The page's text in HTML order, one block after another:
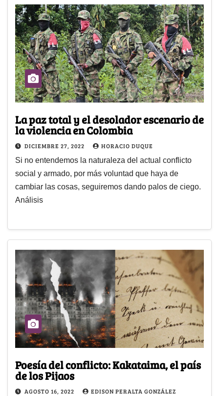
La paz total y el desolador escenario de
la violencia en Colombia
DICIEMBRE 27, 2022 HORACIO DUQUE
Si no entendemos la naturaleza del actual conflicto
social y armado, por más voluntad que haya de
cambiar las cosas, seguiremos dando palos de ciego.
Análisis
Poesía del conflicto: Kakataima, el país
de los Pijaos
AGOSTO 16, 2022 EDISON PERALTA GONZÁLEZ